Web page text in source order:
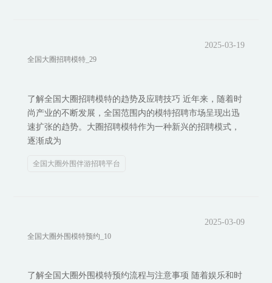
全国大圈招聘模特_29
2025-03-19
了解全国大圈招聘模特的趋势及应聘技巧 近年来，随着时
尚产业的不断发展，全国范围内的模特招聘市场呈现出迅
速扩张的趋势。大圈招聘模特作为一种新兴的招聘模式，
逐渐成为
全国大圈外围伴游招聘平台
全国大圈外围模特预约_10
2025-03-09
了解全国大圈外围模特预约流程与注意事项 随着娱乐和时